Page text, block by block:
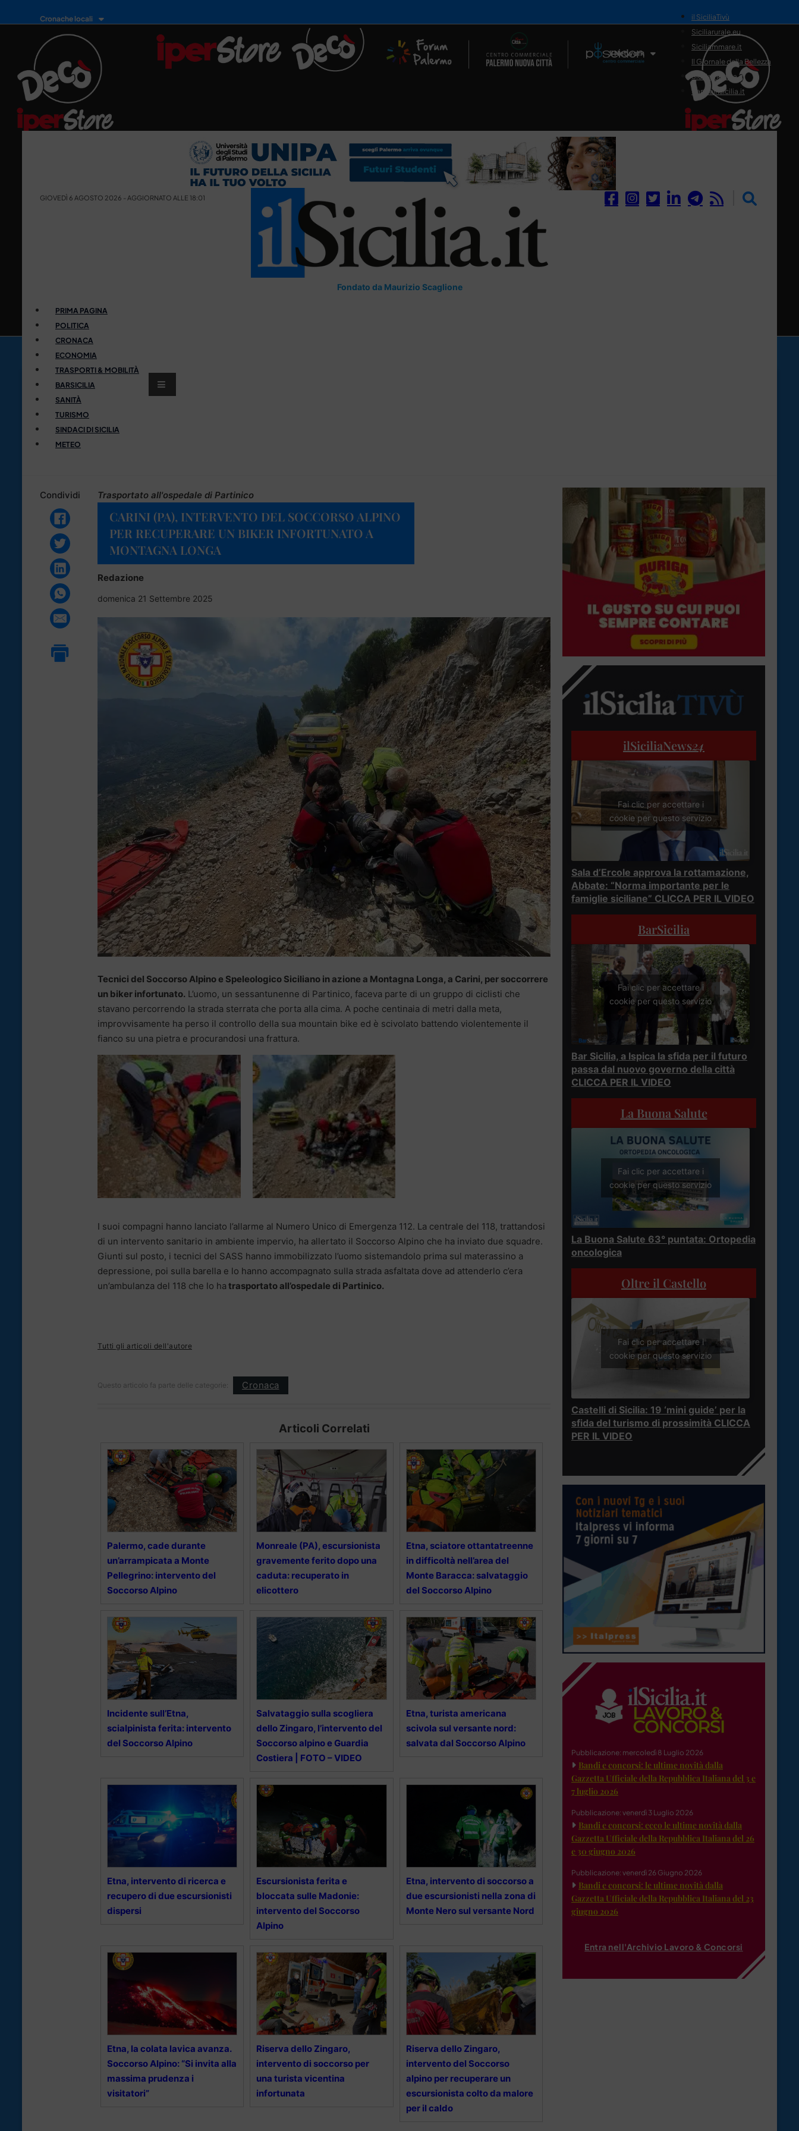
Cronache locali
Il Network
il SiciliaTivù
Siciliarurale.eu
Siciliammare.it
Il Giornale della Bellezza
Siciliamedica.it
Sanitainsicilia.it
GIOVEDÌ 6 AGOSTO 2026 - AGGIORNATO ALLE 18:01
Fondato da Maurizio Scaglione
PRIMA PAGINA
POLITICA
CRONACA
ECONOMIA
TRASPORTI & MOBILITÀ
BARSICILIA
SANITÀ
TURISMO
SINDACI DI SICILIA
METEO
Condividi Trasportato all'ospedale di Partinico
CARINI (PA), INTERVENTO DEL SOCCORSO ALPINO
PER RECUPERARE UN BIKER INFORTUNATO A
MONTAGNA LONGA
Redazione
domenica 21 Settembre 2025
Tecnici del Soccorso Alpino e Speleologico Siciliano in azione a Montagna Longa, a Carini, per soccorrere
un biker infortunato. L’uomo, un sessantunenne di Partinico, faceva parte di un gruppo di ciclisti che
stavano percorrendo la strada sterrata che porta alla cima. A poche centinaia di metri dalla meta,
improvvisamente ha perso il controllo della sua mountain bike ed è scivolato battendo violentemente il
fianco su una pietra e procurandosi una frattura.
I suoi compagni hanno lanciato l’allarme al Numero Unico di Emergenza 112. La centrale del 118, trattandosi
di un intervento sanitario in ambiente impervio, ha allertato il Soccorso Alpino che ha inviato due squadre.
Giunti sul posto, i tecnici del SASS hanno immobilizzato l’uomo sistemandolo prima sul materassino a
depressione, poi sulla barella e lo hanno accompagnato sulla strada asfaltata dove ad attenderlo c’era
un’ambulanza del 118 che lo ha trasportato all’ospedale di Partinico.
Tutti gli articoli dell'autore
Questo articolo fa parte delle categorie: Cronaca
Articoli Correlati
Palermo, cade durante
un’arrampicata a Monte
Pellegrino: intervento del
Soccorso Alpino
Monreale (PA), escursionista
gravemente ferito dopo una
caduta: recuperato in
elicottero
Etna, sciatore ottantatreenne
in difficoltà nell’area del
Monte Baracca: salvataggio
del Soccorso Alpino
Incidente sull’Etna,
scialpinista ferita: intervento
del Soccorso Alpino
Salvataggio sulla scogliera
dello Zingaro, l’intervento del
Soccorso alpino e Guardia
Costiera | FOTO – VIDEO
Etna, turista americana
scivola sul versante nord:
salvata dal Soccorso Alpino
Etna, intervento di ricerca e
recupero di due escursionisti
dispersi
Escursionista ferita e
bloccata sulle Madonie:
intervento del Soccorso
Alpino
Etna, intervento di soccorso a
due escursionisti nella zona di
Monte Nero sul versante Nord
Etna, la colata lavica avanza.
Soccorso Alpino: “Si invita alla
massima prudenza i
visitatori”
Riserva dello Zingaro,
intervento di soccorso per
una turista vicentina
infortunata
Riserva dello Zingaro,
intervento del Soccorso
alpino per recuperare un
escursionista colto da malore
per il caldo
ilSiciliaNews24
Fai clic per accettare i
cookie per questo servizio
Sala d’Ercole approva la rottamazione,
Abbate: “Norma importante per le
famiglie siciliane” CLICCA PER IL VIDEO
BarSicilia
Fai clic per accettare i
cookie per questo servizio
Bar Sicilia, a Ispica la sfida per il futuro
passa dal nuovo governo della città
CLICCA PER IL VIDEO
La Buona Salute
Fai clic per accettare i
cookie per questo servizio
La Buona Salute 63° puntata: Ortopedia
oncologica
Oltre il Castello
Fai clic per accettare i
cookie per questo servizio
Castelli di Sicilia: 19 ‘mini guide’ per la
sfida del turismo di prossimità CLICCA
PER IL VIDEO
Pubblicazione: mercoledì 8 Luglio 2026
Bandi e concorsi: le ultime novità dalla
Gazzetta Ufficiale della Repubblica Italiana del 3 e
7 luglio 2026
Pubblicazione: venerdì 3 Luglio 2026
Bandi e concorsi: ecco le ultime novità dalla
Gazzetta Ufficiale della Repubblica Italiana del 26
e 30 giugno 2026
Pubblicazione: venerdì 26 Giugno 2026
Bandi e concorsi: le ultime novità dalla
Gazzetta Ufficiale della Repubblica Italiana del 23
giugno 2026
Entra nell'Archivio Lavoro & Concorsi